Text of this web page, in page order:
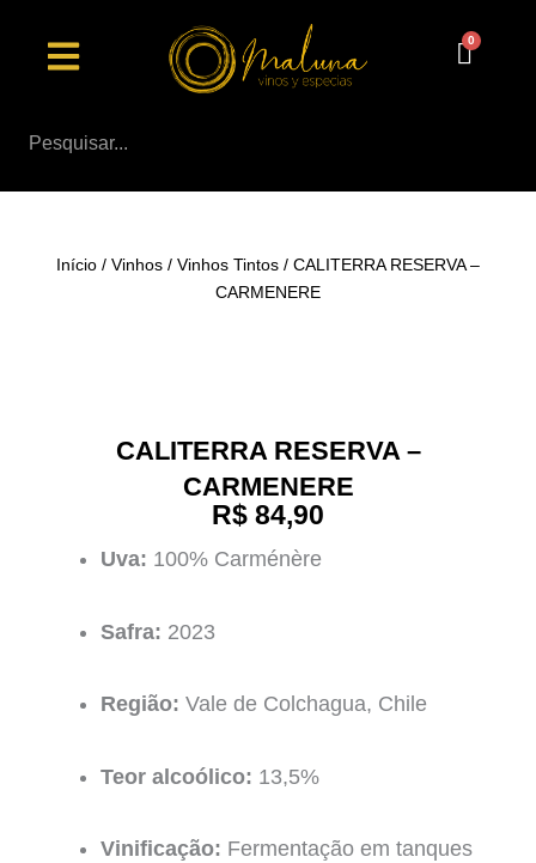
Menu
Início / Vinhos / Vinhos Tintos / CALITERRA RESERVA –
CARMENERE
CALITERRA RESERVA –
CARMENERE
R$ 84,90
Uva: 100% Carménère
Safra: 2023
Região: Vale de Colchagua, Chile
Teor alcoólico: 13,5%
Vinificação: Fermentação em tanques